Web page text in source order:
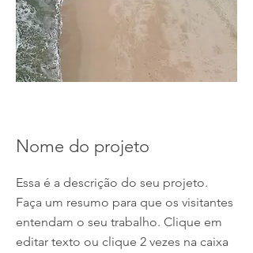
Nome do projeto
Essa é a descrição do seu projeto.
Faça um resumo para que os visitantes
entendam o seu trabalho. Clique em
editar texto ou clique 2 vezes na caixa